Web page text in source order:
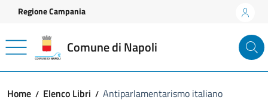
Vai ai contenuti
Vai al footer
Regione Campania
Comune di Napoli
Home Elenco Libri Antiparlamentarismo italiano